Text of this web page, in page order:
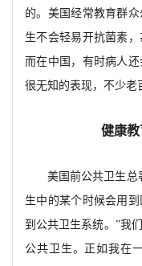
的。美国经常教育群
生不会轻易开抗菌素
而在中国，有时病人
很无知的表现，不少老
健康
美国前公共卫生总
生中的某个时候会用
到公共卫生系统。”我
公共卫生。正如我在